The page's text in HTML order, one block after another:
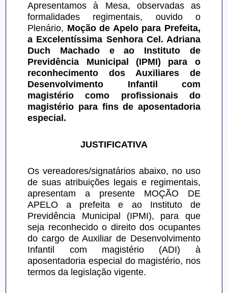
Apresentamos à Mesa, observadas as
formalidades regimentais, ouvido o
Plenário, Moção de Apelo para Prefeita,
a Excelentíssima Senhora Cel. Adriana
Duch Machado e ao Instituto de
Previdência Municipal (IPMI) para o
reconhecimento dos Auxiliares de
Desenvolvimento Infantil com
magistério como profissionais do
magistério para fins de aposentadoria
especial.
JUSTIFICATIVA
Os vereadores/signatários abaixo, no uso
de suas atribuições legais e regimentais,
apresentam a presente MOÇÃO DE
APELO a prefeita e ao Instituto de
Previdência Municipal (IPMI), para que
seja reconhecido o direito dos ocupantes
do cargo de Auxiliar de Desenvolvimento
Infantil com magistério (ADI) à
aposentadoria especial do magistério, nos
termos da legislação vigente.